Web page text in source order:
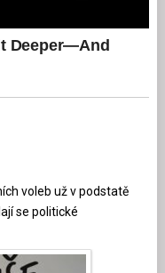
voleb už v podstatě
se politické